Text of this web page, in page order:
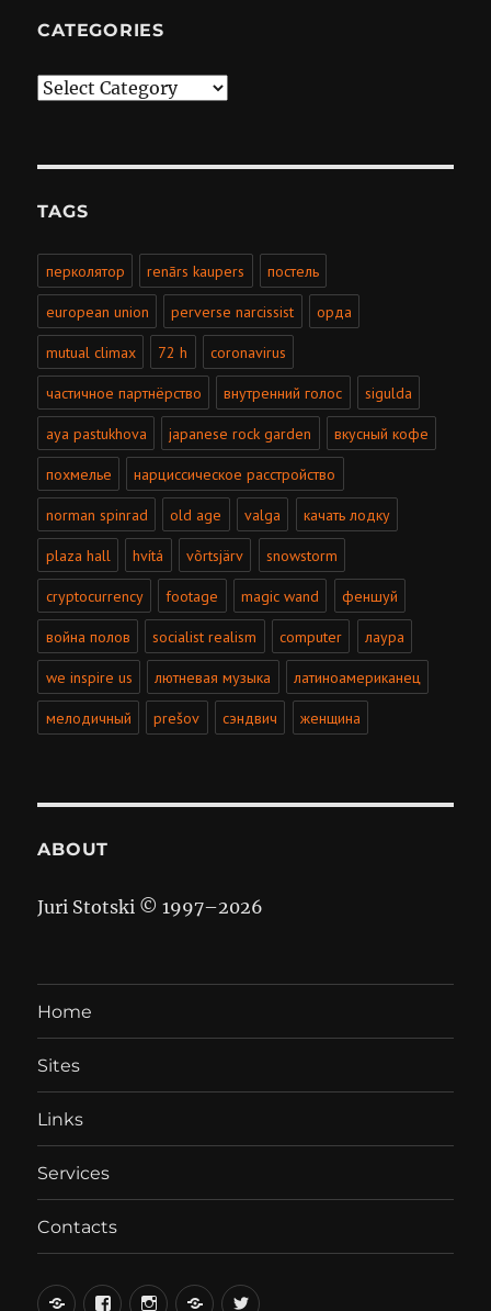
CATEGORIES
Categories
TAGS
перколятор renārs kaupers постель
european union perverse narcissist орда
mutual climax 72 h coronavirus
частичное партнёрство внутренний голос sigulda
aya pastukhova japanese rock garden вкусный кофе
похмелье нарциссическое расстройство
norman spinrad old age valga качать лодку
plaza hall hvítá võrtsjärv snowstorm
cryptocurrency footage magic wand феншуй
война полов socialist realism computer лаура
we inspire us лютневая музыка латиноамериканец
мелодичный prešov сэндвич женщина
ABOUT
Juri Stotski © 1997–2026
Home
Sites
Links
Services
Contacts
вКонтакте
FacebookInstagramLiveJournal
Twitter